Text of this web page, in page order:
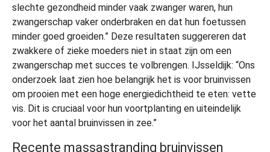
slechte gezondheid minder vaak zwanger waren, hun
zwangerschap vaker onderbraken en dat hun foetussen
minder goed groeiden.” Deze resultaten suggereren dat
zwakkere of zieke moeders niet in staat zijn om een
zwangerschap met succes te volbrengen. IJsseldijk: “Ons
onderzoek laat zien hoe belangrijk het is voor bruinvissen
om prooien met een hoge energiedichtheid te eten: vette
vis. Dit is cruciaal voor hun voortplanting en uiteindelijk
voor het aantal bruinvissen in zee.”
Recente massastranding bruinvissen